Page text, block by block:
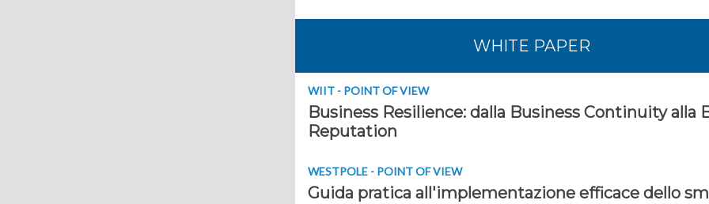
WHITE PAPER
WIIT - POINT OF VIEW
Business Resilience: dalla Business Continuity alla
Reputation
WESTPOLE - POINT OF VIEW
Guida pratica all'implementazione efficace dello